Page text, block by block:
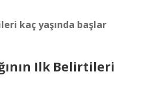
kaç yaşında başlar
Ilk Belirtileri